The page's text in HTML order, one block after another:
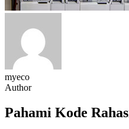
myeco
Author
Pahami Kode